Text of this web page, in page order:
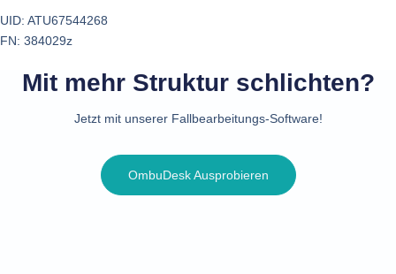
UID: ATU67544268
FN: 384029z
Mit mehr Struktur schlichten?
Jetzt mit unserer Fallbearbeitungs-Software!
OmbuDesk Ausprobieren